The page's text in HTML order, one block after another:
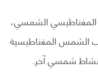
المغناطيسي الشمسي،
الشمس المغناطيسية
نشاط شمسي آخر.